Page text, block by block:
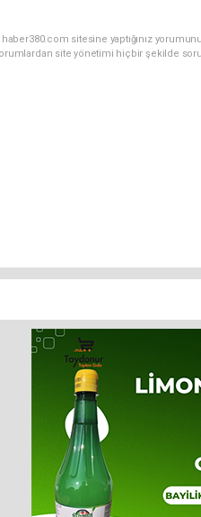
sitesine yaptığınız
site yönetimi hiçbir şekilde